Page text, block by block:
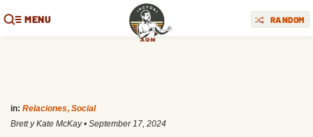
MENU RANDOM
in: Relaciones, Social
Brett y Kate McKay • September 17, 2024